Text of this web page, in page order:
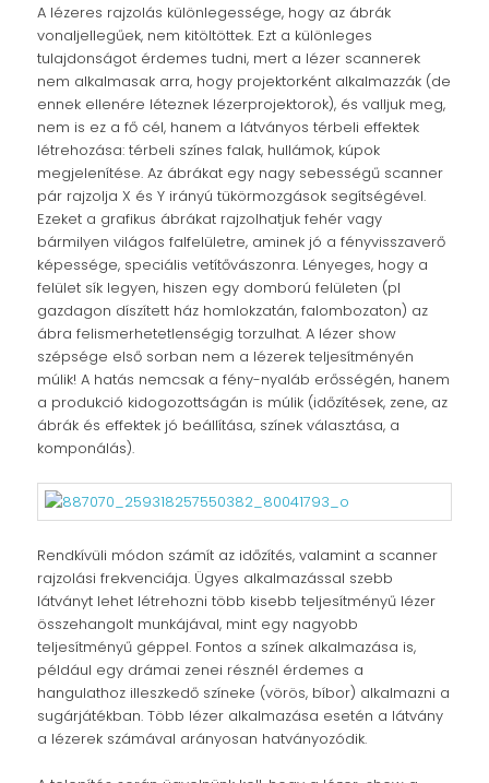
A lézeres rajzolás különlegessége, hogy az ábrák
vonaljellegűek, nem kitöltöttek. Ezt a különleges
tulajdonságot érdemes tudni, mert a lézer scannerek
nem alkalmasak arra, hogy projektorként alkalmazzák (de
ennek ellenére léteznek lézerprojektorok), és valljuk meg,
nem is ez a fő cél, hanem a látványos térbeli effektek
létrehozása: térbeli színes falak, hullámok, kúpok
megjelenítése. Az ábrákat egy nagy sebességű scanner
pár rajzolja X és Y irányú tükörmozgások segítségével.
Ezeket a grafikus ábrákat rajzolhatjuk fehér vagy
bármilyen világos falfelületre, aminek jó a fényvisszaverő
képessége, speciális vetítővászonra. Lényeges, hogy a
felület sík legyen, hiszen egy domború felületen (pl
gazdagon díszített ház homlokzatán, falombozaton) az
ábra felismerhetetlenségig torzulhat. A lézer show
szépsége első sorban nem a lézerek teljesítményén
múlik! A hatás nemcsak a fény-nyaláb erősségén, hanem
a produkció kidogozottságán is múlik (időzítések, zene, az
ábrák és effektek jó beállítása, színek választása, a
komponálás).
Rendkívüli módon számít az időzítés, valamint a scanner
rajzolási frekvenciája. Ügyes alkalmazással szebb
látványt lehet létrehozni több kisebb teljesítményű lézer
összehangolt munkájával, mint egy nagyobb
teljesítményű géppel. Fontos a színek alkalmazása is,
például egy drámai zenei résznél érdemes a
hangulathoz illeszkedő színeke (vörös, bíbor) alkalmazni a
sugárjátékban. Több lézer alkalmazása esetén a látvány
a lézerek számával arányosan hatványozódik.